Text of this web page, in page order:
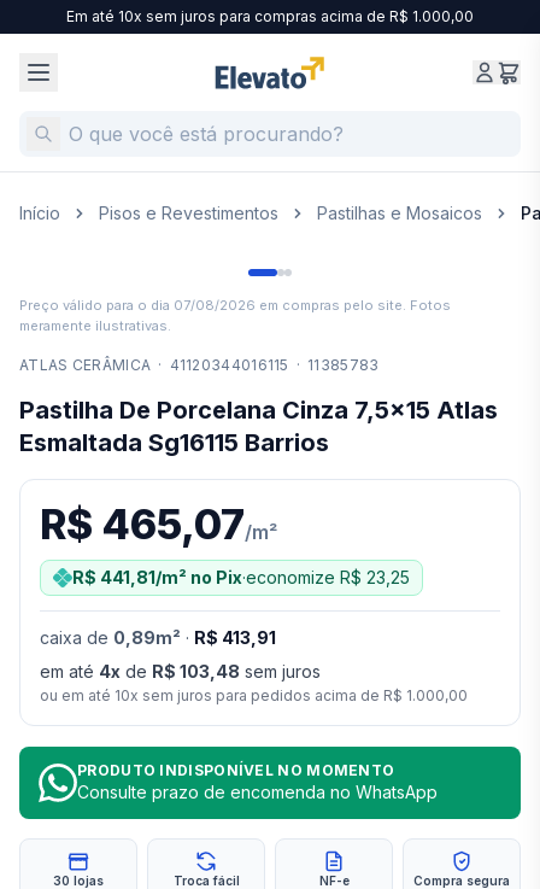
Em até 10x sem juros para compras acima de R$ 1.000,00
Início Pisos e Revestimentos Pastilhas e Mosaicos
Preço válido para o dia 07/08/2026 em compras pelo site. Fotos
meramente ilustrativas.
ATLAS CERÂMICA · 41120344016115 · 11385783
Pastilha De Porcelana Cinza 7,5x15 Atlas
Esmaltada Sg16115 Barrios
R$ 465,07/m²
R$ 441,81/m² no Pix·economize R$ 23,25
caixa de 0,89m² · R$ 413,91
em até 4x de R$ 103,48 sem juros
ou em até 10x sem juros para pedidos acima de R$ 1.000,00
PRODUTO INDISPONÍVEL NO MOMENTO
Consulte prazo de encomenda no WhatsApp
30 lojas Troca fácil NF-e Compra segura